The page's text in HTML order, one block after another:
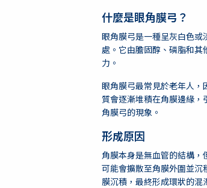
什麼是眼角膜弓？
眼角膜弓是一種呈灰白色
處。它由膽固醇、磷脂和其
力。
眼角膜弓最常見於老年人
質會逐漸堆積在角膜邊緣，
角膜弓的現象。
形成原因
角膜本身是無血管的結構
可能會擴散至角膜外圍並沉
膜沉積，最終形成環狀的混